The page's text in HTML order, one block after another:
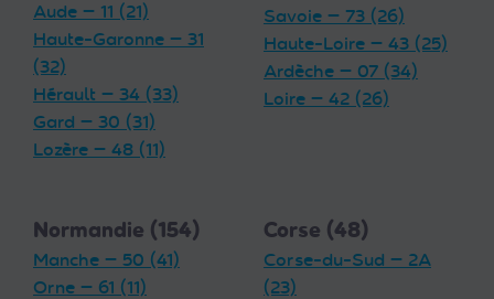
Aude — 11 (21)
Haute-Garonne — 31
(32)
Hérault — 34 (33)
Gard — 30 (31)
Lozère — 48 (11)
Savoie — 73 (26)
Haute-Loire — 43 (25)
Ardèche — 07 (34)
Loire — 42 (26)
Normandie (154)
Manche — 50 (41)
Orne — 61 (11)
Corse (48)
Corse-du-Sud — 2A
(23)